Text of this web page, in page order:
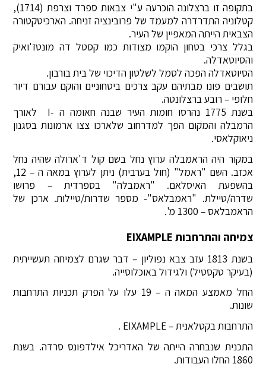
בתקופה זו ברצלונה הוכרעה ע"י צבאות ספרד וצרפת (1714),
קטלוניה התדרדרה למעמד של פרובינציה זניחה. הארכיטקטורה
הצבאית הייתה המאפיין של העיר.
בגלל צרכי בטחון הוקמו מצודות כמו קסטל דה מונטז'ואיק
והסיוטאדלה.
הסיוטאדלה הפכה לסמל לשלטון הדיכוי של בית בורבון.
תושבים פונו מבתיהם עקב צרכים ביטחוניים והוקם עבורם דיור
חלופי – רובע ברצלונטה.
בשנת 1775 נהרסו חומות העיר שבנה חאומה ה -I לאורך
הרמבלה והמקום הפך למדרחוב שלארכו צצו ארמונות בסגנון
ניאוקלאסי.
במקור היה הראמבלה ערוץ נחל בשם קול ד'ארולה שהיה נחל
אכזב. השם "ראמל" (חול בערבית) ניתן לערוץ במאה ה – 12,
בהשפעת האיסלאם. "ראמבלה" בספרדית – פרושו
שדרה/טיילת. "ראמבלאס"- מספר שדרות/טיילות. ארכן של
הראמבלאס – 1300 מ'.
צמיחה והתרחבות EIXAMPLE
בשנת 1813 עזב צבא נפוליון – דבר שגרם לצמיחה תעשייתית
(בעיקר טקסטיל) ולגידול באוכלוסייה.
החל מאמצע המאה ה – 19 עלו על הפרק תכניות התרחבות
שונות.
התרחבות בקטלאנית – EIXAMPLE .
התכנית שנבחרה הייתה של האדריכל אילדפונס סרדה. בשנת
1860 החלו העבודות.